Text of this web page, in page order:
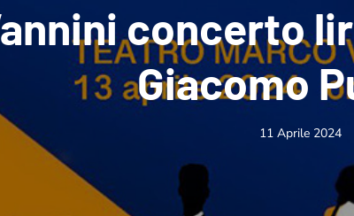
concerto
Giacomo
11 Aprile 2024